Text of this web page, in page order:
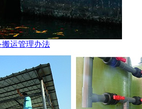
运管理办法